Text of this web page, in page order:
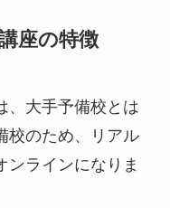
座の特徴
、大手予備校とは
校のため、リアル
ンラインになりま